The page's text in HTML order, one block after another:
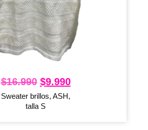
$16.990 $9.990
Sweater brillos, ASH,
talla S